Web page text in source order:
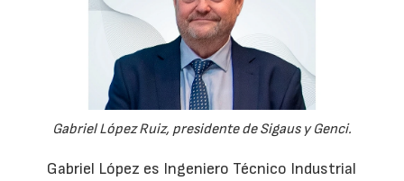
Gabriel López Ruiz, presidente de Sigaus y Genci.
Gabriel López es Ingeniero Técnico Industrial